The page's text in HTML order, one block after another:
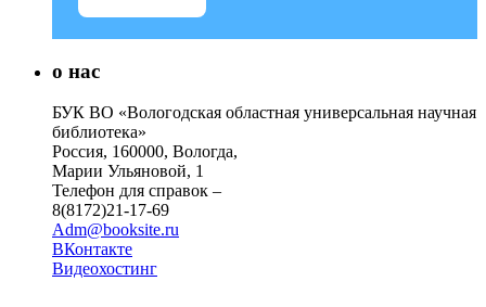
о нас
БУК ВО «Вологодская областная универсальная научная
библиотека»
Россия, 160000, Вологда,
Марии Ульяновой, 1
Телефон для справок –
8(8172)21-17-69
Adm@booksite.ru
ВКонтакте
Видеохостинг